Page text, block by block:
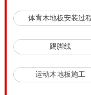
隔音独特的弹力软
的弹性及承受重压
的震伤。演出舞台
调，技术专业健身运
体育木地板安装过
踢脚线
运动木地板施工